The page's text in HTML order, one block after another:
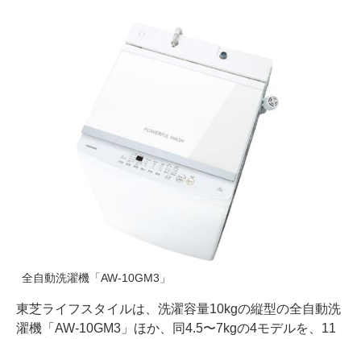
全自動洗濯機「AW-10GM3」
東芝ライフスタイルは、洗濯容量10kgの縦型の全自動洗
濯機「AW-10GM3」ほか、同4.5〜7kgの4モデルを、11